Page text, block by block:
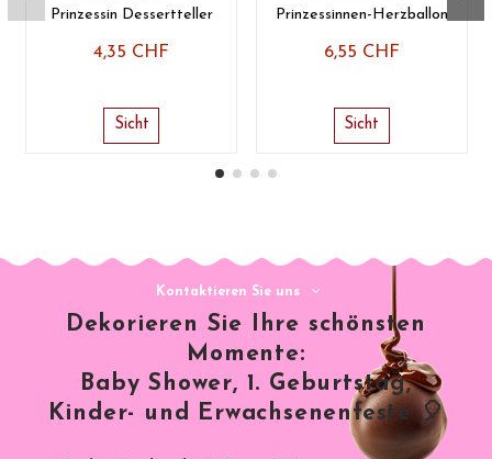
Prinzessin Dessertteller
4,35 CHF
Sicht
Prinzessinnen-Herzballon
6,55 CHF
Sicht
Kontaktieren Sie uns
Dekorieren Sie Ihre schönsten
Momente:
Baby Shower, 1. Geburtstag,
Kinder- und Erwachsenenfeste 🎈